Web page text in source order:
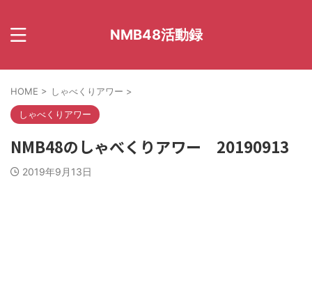
NMB48活動録
HOME > しゃべくりアワー >
しゃべくりアワー
NMB48のしゃべくりアワー 20190913
2019年9月13日